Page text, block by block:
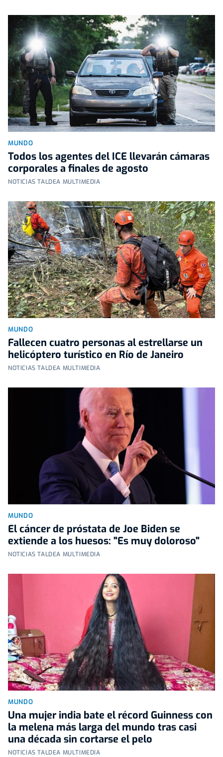
MUNDO
Todos los agentes del ICE llevarán cámaras
corporales a finales de agosto
NOTICIAS TALDEA MULTIMEDIA
MUNDO
Fallecen cuatro personas al estrellarse un
helicóptero turístico en Río de Janeiro
NOTICIAS TALDEA MULTIMEDIA
MUNDO
El cáncer de próstata de Joe Biden se
extiende a los huesos: "Es muy doloroso"
NOTICIAS TALDEA MULTIMEDIA
MUNDO
Una mujer india bate el récord Guinness con
la melena más larga del mundo tras casi
una década sin cortarse el pelo
NOTICIAS TALDEA MULTIMEDIA